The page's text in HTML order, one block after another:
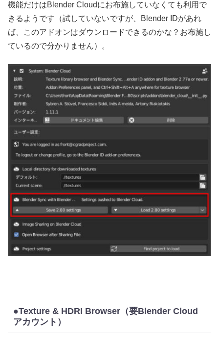
機能だけはBlender Cloudにお布施していなくても利用で
きるようです（試していないですが、Blender IDがあれ
ば、このアドオンはダウンロードできるのかな？お布施し
ているので分かりません）。
●Texture & HDRI Browser（要Blender Cloud
アカウント）